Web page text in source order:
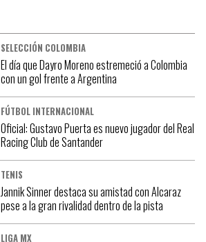
SELECCIÓN COLOMBIA
El día que Dayro Moreno estremeció a Colombia
con un gol frente a Argentina
FÚTBOL INTERNACIONAL
Oficial: Gustavo Puerta es nuevo jugador del Real
Racing Club de Santander
TENIS
Jannik Sinner destaca su amistad con Alcaraz
pese a la gran rivalidad dentro de la pista
LIGA MX